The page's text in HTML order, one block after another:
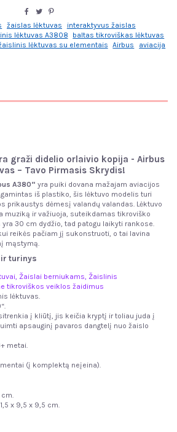
žaislas lėktuvas
interaktyvus žaislas
lėktuvas A3808
baltas tikroviškas lėktuvas
lėktuvas su elementais Airbus aviacija
graži didelio orlaivio kopija - Airbus
– Tavo Pirmasis Skrydis!
A380“ yra puiki dovana mažajam aviacijos
iš plastiko, šis lėktuvo modelis turi
prikaustys dėmesį valandų valandas. Lėktuvo
muziką ir važiuoja, suteikdamas tikroviško
30 cm dydžio, tad patogu laikyti rankose.
reikės pačiam jį sukonstruoti, o tai lavina
mąstymą.
turinys
, Žaislai berniukams, Žaislinis
tikroviškos veiklos žaidimus
lėktuvas.
į kliūtį, jis keičia kryptį ir toliau juda į
apsauginį pavaros dangtelį nuo žaislo
metai.
(į komplektą neįeina).
cm.
x 9,5 x 9,5 cm.